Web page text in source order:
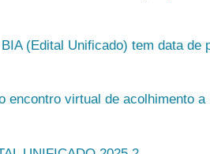
(Edital Unificado) tem data de
encontro virtual de acolhimento